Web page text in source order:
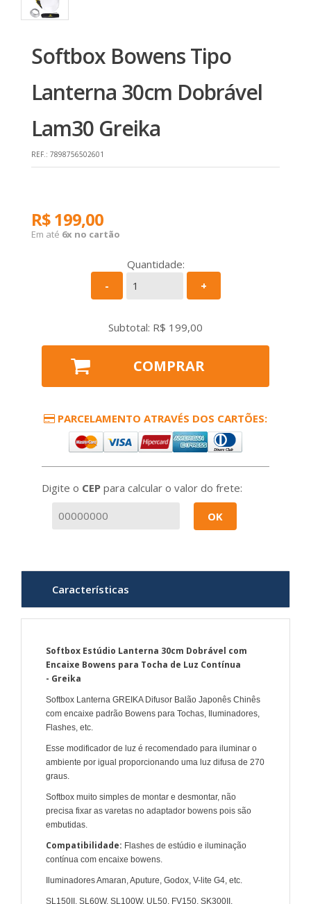
Softbox Bowens Tipo
Lanterna 30cm Dobrável
Lam30 Greika
REF.: 7898756502601
R$ 199,00
Em até 6x no cartão
Quantidade:
-
+
Subtotal: R$ 199,00
COMPRAR
PARCELAMENTO ATRAVÉS DOS CARTÕES:
Digite o CEP para calcular o valor do frete:
OK
Características
Softbox Estúdio Lanterna 30cm Dobrável com
Encaixe Bowens para Tocha de Luz Contínua
- Greika
Softbox Lanterna GREIKA Difusor Balão Japonês Chinês
com encaixe padrão Bowens para Tochas, Iluminadores,
Flashes, etc.
Esse modificador de luz é recomendado para iluminar o
ambiente por igual proporcionando uma luz difusa de 270
graus.
Softbox muito simples de montar e desmontar, não
precisa fixar as varetas no adaptador bowens pois são
embutidas.
Compatibilidade: Flashes de estúdio e iluminação
contínua com encaixe bowens.
Iluminadores Amaran, Aputure, Godox, V-lite G4, etc.
SL150II, SL60W, SL100W, UL50, FV150, SK300II,